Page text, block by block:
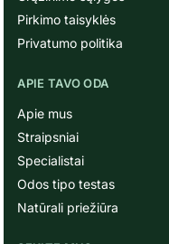
Pirkimo taisyklės
Privatumo politika
APIE TAVO ODA
Apie mus
Straipsniai
Specialistai
Odos tipo testas
Natūrali priežiūra